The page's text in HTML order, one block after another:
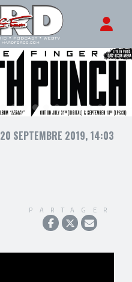
20 SEPTEMBRE 2019, 14:03
PARTAGER